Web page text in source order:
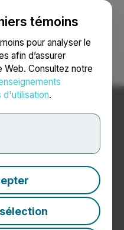
témoins
pour analyser le
afin d’assurer
Web. Consultez notre
d'utilisation.
Recherche English
sociétés
autochtones